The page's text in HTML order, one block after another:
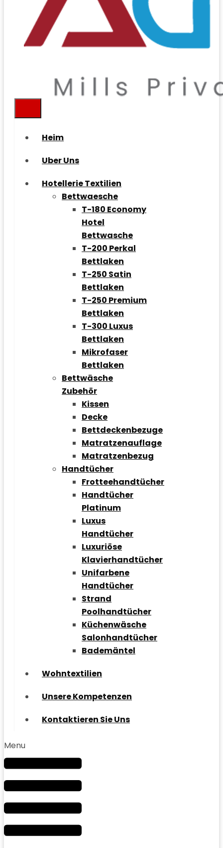
Heim
Uber Uns
Hotellerie Textilien
Bettwaesche
T-180 Economy
Hotel
Bettwasche
T-200 Perkal
Bettlaken
T-250 Satin
Bettlaken
T-250 Premium
Bettlaken
T-300 Luxus
Bettlaken
Mikrofaser
Bettlaken
Bettwäsche
Zubehör
Kissen
Decke
Bettdeckenbezuge
Matratzenauflage
Matratzenbezug
Handtücher
Frotteehandtücher
Handtücher
Platinum
Luxus
Handtücher
Luxuriöse
Klavierhandtücher
Unifarbene
Handtücher
Strand
Poolhandtücher
Küchenwäsche
Salonhandtücher
Bademäntel
Wohntextilien
Unsere Kompetenzen
Kontaktieren Sie Uns
Menu